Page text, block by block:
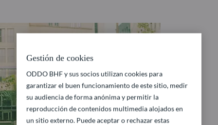
Gestión de cookies
ODDO BHF y sus socios utilizan cookies para
garantizar el buen funcionamiento de este sitio, medir
su audiencia de forma anónima y permitir la
reproducción de contenidos multimedia alojados en
un sitio externo. Puede aceptar o rechazar estas